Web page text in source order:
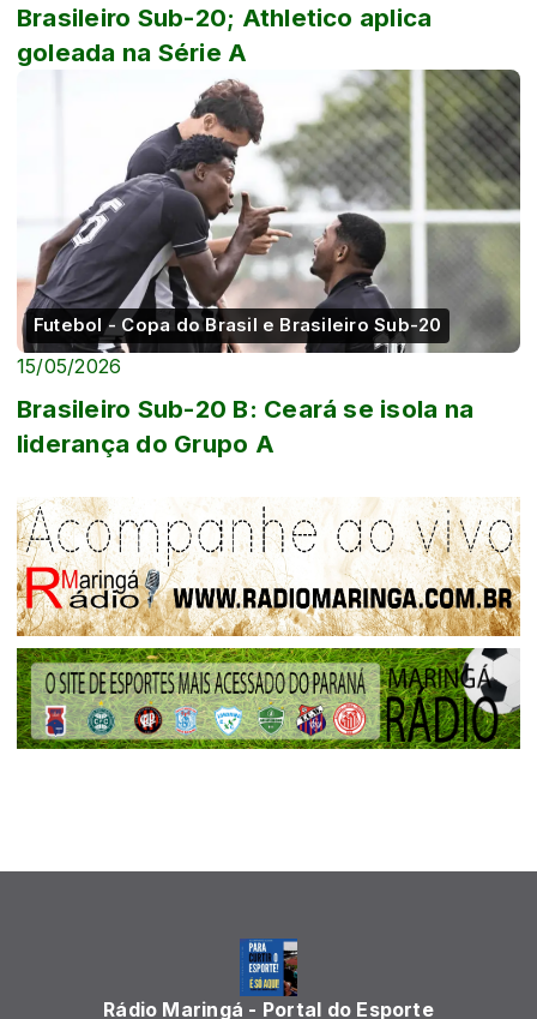
Brasileiro Sub-20; Athletico aplica
goleada na Série A
Futebol - Copa do Brasil e Brasileiro Sub-20
15/05/2026
Brasileiro Sub-20 B: Ceará se isola na
liderança do Grupo A
Rádio Maringá - Portal do Esporte